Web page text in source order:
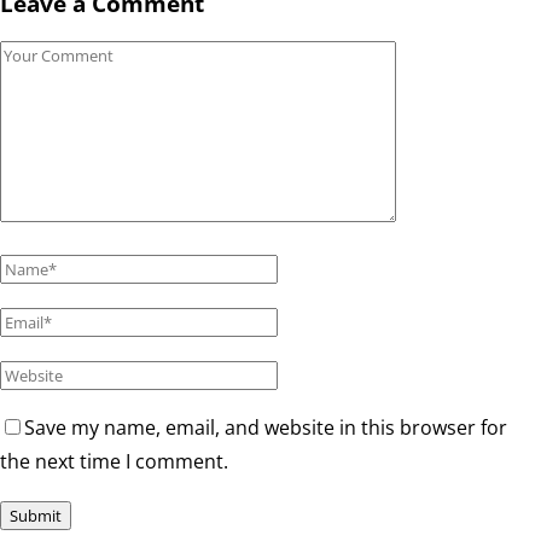
Save my name, email, and website in this browser for
the next time I comment.